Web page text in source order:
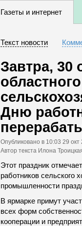
Газеты и интернет
Текст новости
Завтра, 30
Дню
Опубликовано в 10:03 29 окт
Автор текста Илона
Этот праздник
работников сельского
промышленности
В ярмарке примут
всех форм
кооперации и